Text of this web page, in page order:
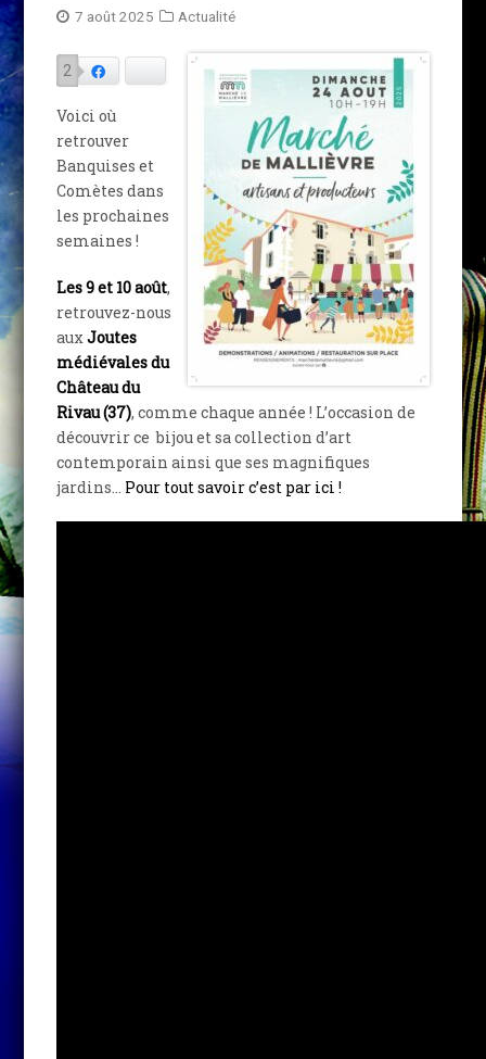
7 août 2025 Actualité
2
Voici où
retrouver
Banquises et
Comètes dans
les prochaines
semaines !
Les 9 et 10 août,
retrouvez-nous
auxJoutes
médiévales du
Château du
Rivau (37), comme chaque année ! L’occasion de
découvrir ce bijou et sa collection d’art
contemporain ainsi que ses magnifiques
jardins… Pour tout savoir c’est par ici !